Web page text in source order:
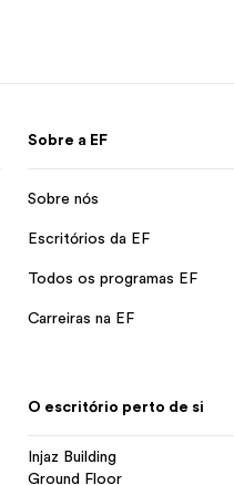
Sobre a EF
Sobre nós
Escritórios da EF
Todos os programas EF
Carreiras na EF
O escritório perto de si
Injaz Building
Ground Floor